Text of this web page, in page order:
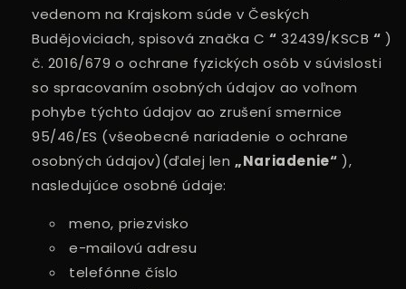
vedenom na Krajskom súde v Českých
Budějoviciach, spisová značka C“ 32439/KSCB“ )
č. 2016/679 o ochrane fyzických osôb v súvislosti
so spracovaním osobných údajov ao voľnom
pohybe týchto údajov ao zrušení smernice
95/46/ES (všeobecné nariadenie o ochrane
osobných údajov)(ďalej len „Nariadenie“ ),
nasledujúce osobné údaje:
meno, priezvisko
e-mailovú adresu
telefónne číslo